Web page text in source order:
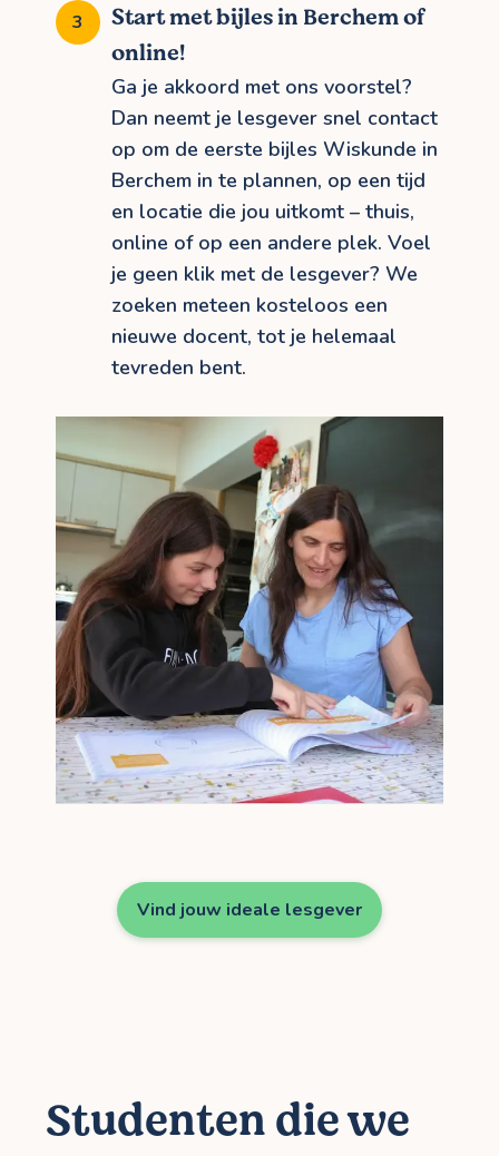
Start met bijles in Berchem of
online!
Ga je akkoord met ons voorstel?
Dan neemt je lesgever snel contact
op om de eerste bijles Wiskunde in
Berchem in te plannen, op een tijd
en locatie die jou uitkomt – thuis,
online of op een andere plek. Voel
je geen klik met de lesgever? We
zoeken meteen kosteloos een
nieuwe docent, tot je helemaal
tevreden bent.
Vind jouw ideale lesgever
Studenten die we